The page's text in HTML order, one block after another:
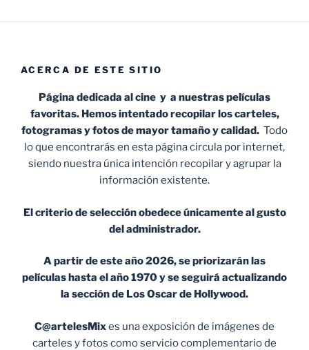
ACERCA DE ESTE SITIO
Página dedicada al cine y a nuestras películas
favoritas. Hemos intentado recopilar los carteles,
fotogramas y fotos de mayor tamaño y calidad. Todo
lo que encontrarás en esta página circula por internet,
siendo nuestra única intención recopilar y agrupar la
información existente.
El criterio de selección obedece únicamente al gusto
del administrador.
A partir de este año 2026, se priorizarán las
películas hasta el año 1970 y se seguirá actualizando
la sección de Los Oscar de Hollywood.
C@artelesMixes una exposición de imágenes de
carteles y fotos como servicio complementario de